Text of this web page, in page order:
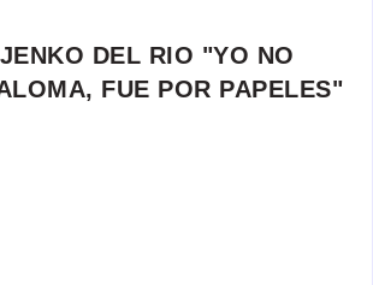
DEL RIO "YO NO
FUE POR PAPELES"